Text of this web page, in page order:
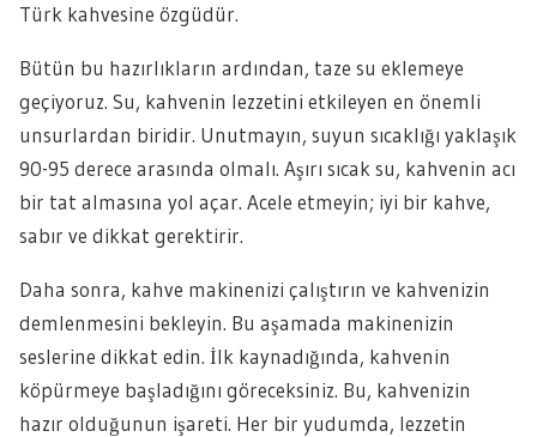
Türk kahvesine özgüdür.
Bütün bu hazırlıkların ardından, taze su eklemeye
geçiyoruz. Su, kahvenin lezzetini etkileyen en önemli
unsurlardan biridir. Unutmayın, suyun sıcaklığı yaklaşık
90-95 derece arasında olmalı. Aşırı sıcak su, kahvenin acı
bir tat almasına yol açar. Acele etmeyin; iyi bir kahve,
sabır ve dikkat gerektirir.
Daha sonra, kahve makinenizi çalıştırın ve kahvenizin
demlenmesini bekleyin. Bu aşamada makinenizin
seslerine dikkat edin. İlk kaynadığında, kahvenin
köpürmeye başladığını göreceksiniz. Bu, kahvenizin
hazır olduğunun işareti. Her bir yudumda, lezzetin